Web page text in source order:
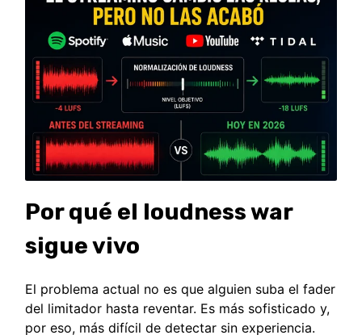
Por qué el loudness war
sigue vivo
El problema actual no es que alguien suba el fader
del limitador hasta reventar. Es más sofisticado y,
por eso, más difícil de detectar sin experiencia.